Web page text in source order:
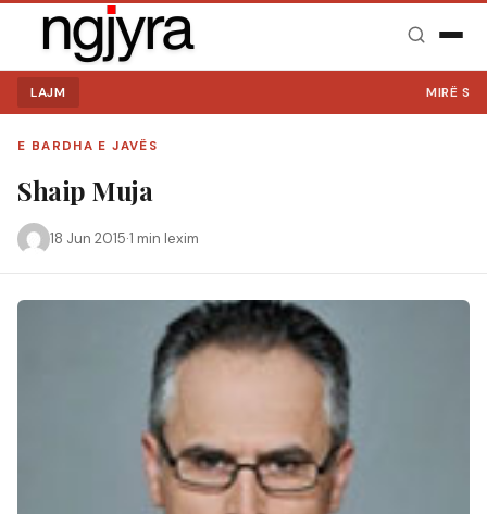
LAJM MIRË SE
E BARDHA E JAVËS
Shaip Muja
18 Jun 2015·1 min lexim